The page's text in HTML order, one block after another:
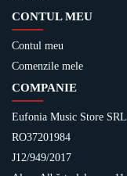
CONTUL MEU
Contul meu
Comenzile mele
COMPANIE
Eufonia Music Store SRL
RO37201984
J12/949/2017